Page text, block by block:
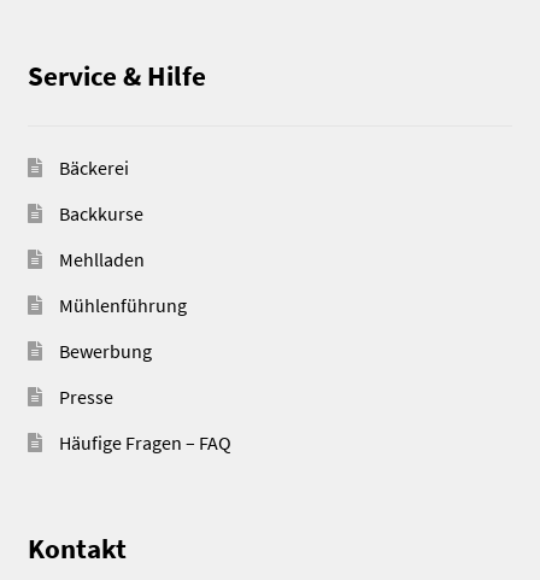
Service & Hilfe
Bäckerei
Backkurse
Mehlladen
Mühlenführung
Bewerbung
Presse
Häufige Fragen – FAQ
Kontakt